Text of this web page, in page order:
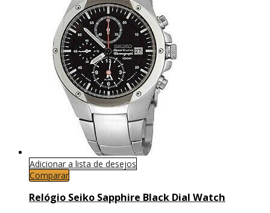
Adicionar a lista de desejos
Comparar
Relógio Seiko Sapphire Black Dial Watch